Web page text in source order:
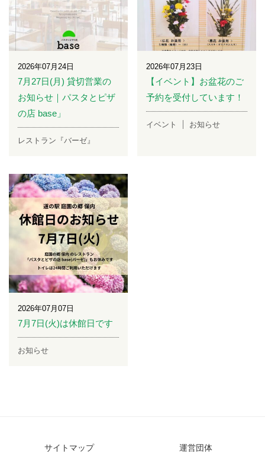
2026年07月24日
7月27日(月) 貸切営業の
お知らせ｜パスタとピザ
の店 base」
レストラン『バーゼ』
2026年07月23日
【イベント】お盆花のご
予約を受付しています！
イベント お知らせ
2026年07月07日
7月7日(火)は休館日です
お知らせ
サイトマップ
運営団体